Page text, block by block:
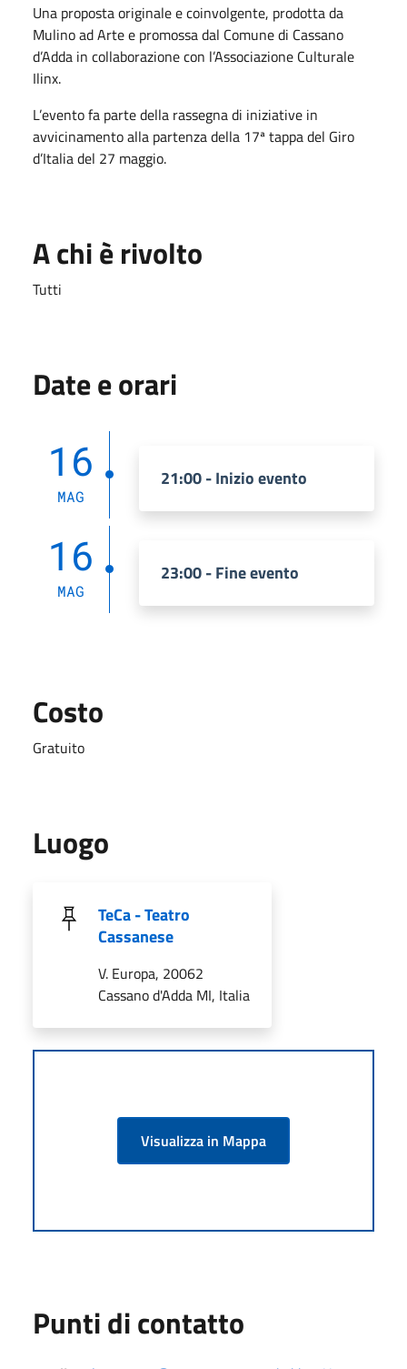
Una proposta originale e coinvolgente, prodotta da
Mulino ad Arte e promossa dal Comune di Cassano
d’Adda in collaborazione con l’Associazione Culturale
Ilinx.
L’evento fa parte della rassegna di iniziative in
avvicinamento alla partenza della 17ª tappa del Giro
d’Italia del 27 maggio.
A chi è rivolto
Tutti
Date e orari
16
MAG
21:00 - Inizio evento
16
MAG
23:00 - Fine evento
Costo
Gratuito
Luogo
TeCa - Teatro
Cassanese
V. Europa, 20062
Cassano d'Adda MI, Italia
Visualizza in Mappa
Punti di contatto